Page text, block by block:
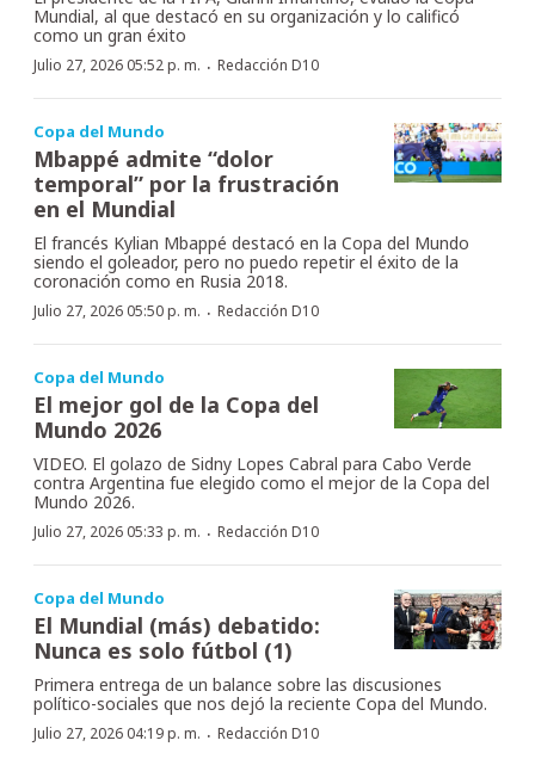
Mundial, al que destacó en su organización y lo calificó
como un gran éxito
Julio 27, 2026 05:52 p. m. · Redacción D10
Copa del Mundo
Mbappé admite “dolor
temporal” por la frustración
en el Mundial
El francés Kylian Mbappé destacó en la Copa del Mundo
siendo el goleador, pero no puedo repetir el éxito de la
coronación como en Rusia 2018.
Julio 27, 2026 05:50 p. m. · Redacción D10
Copa del Mundo
El mejor gol de la Copa del
Mundo 2026
VIDEO. El golazo de Sidny Lopes Cabral para Cabo Verde
contra Argentina fue elegido como el mejor de la Copa del
Mundo 2026.
Julio 27, 2026 05:33 p. m. · Redacción D10
Copa del Mundo
El Mundial (más) debatido:
Nunca es solo fútbol (1)
Primera entrega de un balance sobre las discusiones
político-sociales que nos dejó la reciente Copa del Mundo.
Julio 27, 2026 04:19 p. m. · Redacción D10